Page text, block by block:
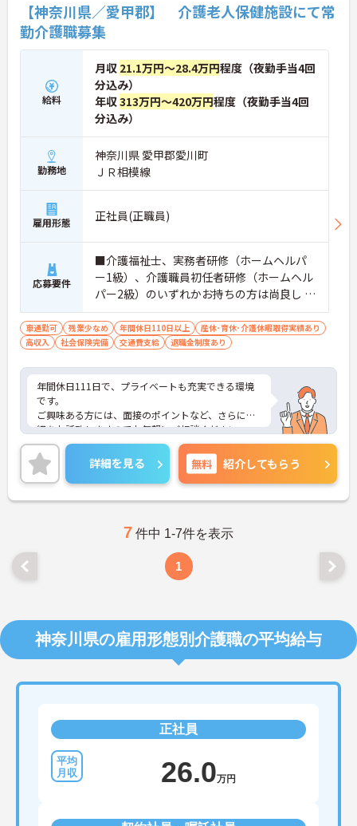
【神奈川県／愛甲郡】 介護老人保健施設にて常
勤介護職募集
給料
月収 21.1万円～28.4万円程度（夜勤手当4回
分込み）
年収313万円～420万円程度（夜勤手当4回
分込み）
勤務地
神奈川県 愛甲郡愛川町
ＪＲ相模線
雇用形態 正社員(正職員)
応募要件
■介護福祉士、実務者研修（ホームヘルパ
ー1級）、介護職員初任者研修（ホームヘル
パー2級）のいずれかお持ちの方は尚良し ※
介護施設等の経験がある方
車通勤可 残業少なめ 年間休日110日以上
産休･育休･介護休暇取得実績あり
高収入
社会保険完備 交通費支給 退職金制度あり
年間休日111日で、プライベートも充実できる環境
です。
ご興味ある方には、面接のポイントなど、さらに詳
細をお話致しますのでお気軽にご相談ください。
詳細を見る 無料 紹介してもらう
7 件中 1-7件を表示
1
神奈川県の雇用形態別介護職の平均給与
正社員
26.0万円